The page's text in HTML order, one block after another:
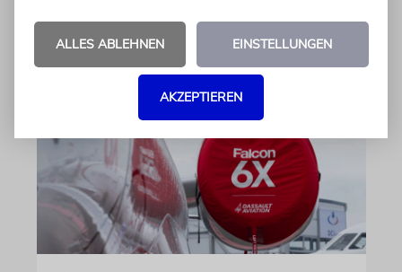
ALLES ABLEHNEN EINSTELLUNGEN
AKZEPTIEREN